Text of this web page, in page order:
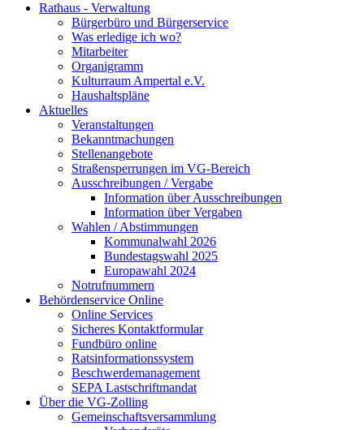
Rathaus - Verwaltung
Bürgerbüro und Bürgerservice
Was erledige ich wo?
Mitarbeiter
Organigramm
Kulturraum Ampertal e.V.
Haushaltspläne
Aktuelles
Veranstaltungen
Bekanntmachungen
Stellenangebote
Straßensperrungen im VG-Bereich
Ausschreibungen / Vergabe
Information über Ausschreibungen
Information über Vergaben
Wahlen / Abstimmungen
Kommunalwahl 2026
Bundestagswahl 2025
Europawahl 2024
Notrufnummern
Behördenservice Online
Online Services
Sicheres Kontaktformular
Fundbüro online
Ratsinformationssystem
Beschwerdemanagement
SEPA Lastschriftmandat
Über die VG-Zolling
Gemeinschaftsversammlung